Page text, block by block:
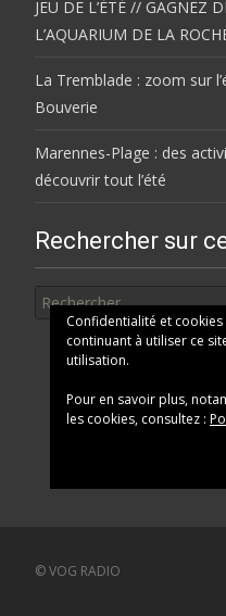
JEU DE L’ÉTÉ // GAGNEZ
L’AQUARIUM DE LA
La Tremblade : zoom sur
Bouverie
Marennes-Plage : des
découvrir tout l’été
Rechercher sur
Confidentialité et cookies
continuant à utiliser ce
utilisation.
Pour en savoir plus,
les cookies, consultez :
© VOG RADIO